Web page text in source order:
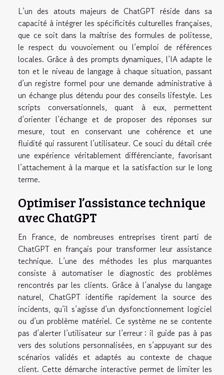
L’un des atouts majeurs de ChatGPT réside dans sa
capacité à intégrer les spécificités culturelles françaises,
que ce soit dans la maîtrise des formules de politesse,
le respect du vouvoiement ou l’emploi de références
locales. Grâce à des prompts dynamiques, l’IA adapte le
ton et le niveau de langage à chaque situation, passant
d’un registre formel pour une demande administrative à
un échange plus détendu pour des conseils lifestyle. Les
scripts conversationnels, quant à eux, permettent
d’orienter l’échange et de proposer des réponses sur
mesure, tout en conservant une cohérence et une
fluidité qui rassurent l’utilisateur. Ce souci du détail crée
une expérience véritablement différenciante, favorisant
l’attachement à la marque et la satisfaction sur le long
terme.
Optimiser l’assistance technique
avec ChatGPT
En France, de nombreuses entreprises tirent parti de
ChatGPT en français pour transformer leur assistance
technique. L’une des méthodes les plus marquantes
consiste à automatiser le diagnostic des problèmes
rencontrés par les clients. Grâce à l’analyse du langage
naturel, ChatGPT identifie rapidement la source des
incidents, qu’il s’agisse d’un dysfonctionnement logiciel
ou d’un problème matériel. Ce système ne se contente
pas d’alerter l’utilisateur sur l’erreur : il guide pas à pas
vers des solutions personnalisées, en s’appuyant sur des
scénarios validés et adaptés au contexte de chaque
client. Cette démarche interactive permet de limiter les